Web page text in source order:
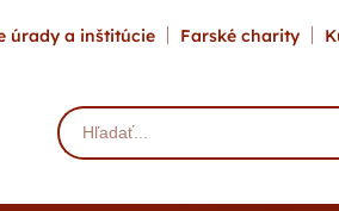
úrady a inštitúcie Farské charity